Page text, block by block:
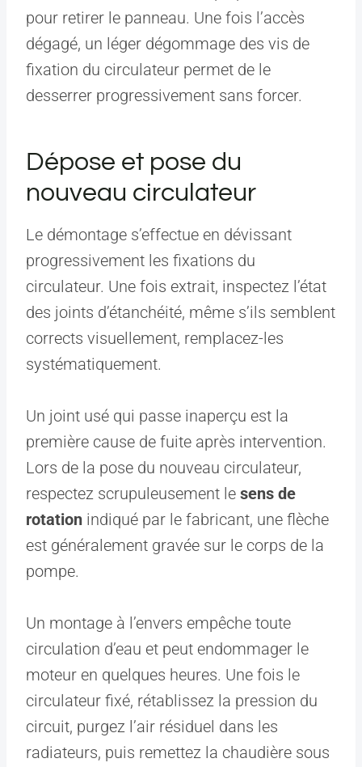
pour retirer le panneau. Une fois l’accès
dégagé, un léger dégommage des vis de
fixation du circulateur permet de le
desserrer progressivement sans forcer.
Dépose et pose du
nouveau circulateur
Le démontage s’effectue en dévissant
progressivement les fixations du
circulateur. Une fois extrait, inspectez l’état
des joints d’étanchéité, même s’ils semblent
corrects visuellement, remplacez-les
systématiquement.
Un joint usé qui passe inaperçu est la
première cause de fuite après intervention.
Lors de la pose du nouveau circulateur,
respectez scrupuleusement le sens de
rotation indiqué par le fabricant, une flèche
est généralement gravée sur le corps de la
pompe.
Un montage à l’envers empêche toute
circulation d’eau et peut endommager le
moteur en quelques heures. Une fois le
circulateur fixé, rétablissez la pression du
circuit, purgez l’air résiduel dans les
radiateurs, puis remettez la chaudière sous